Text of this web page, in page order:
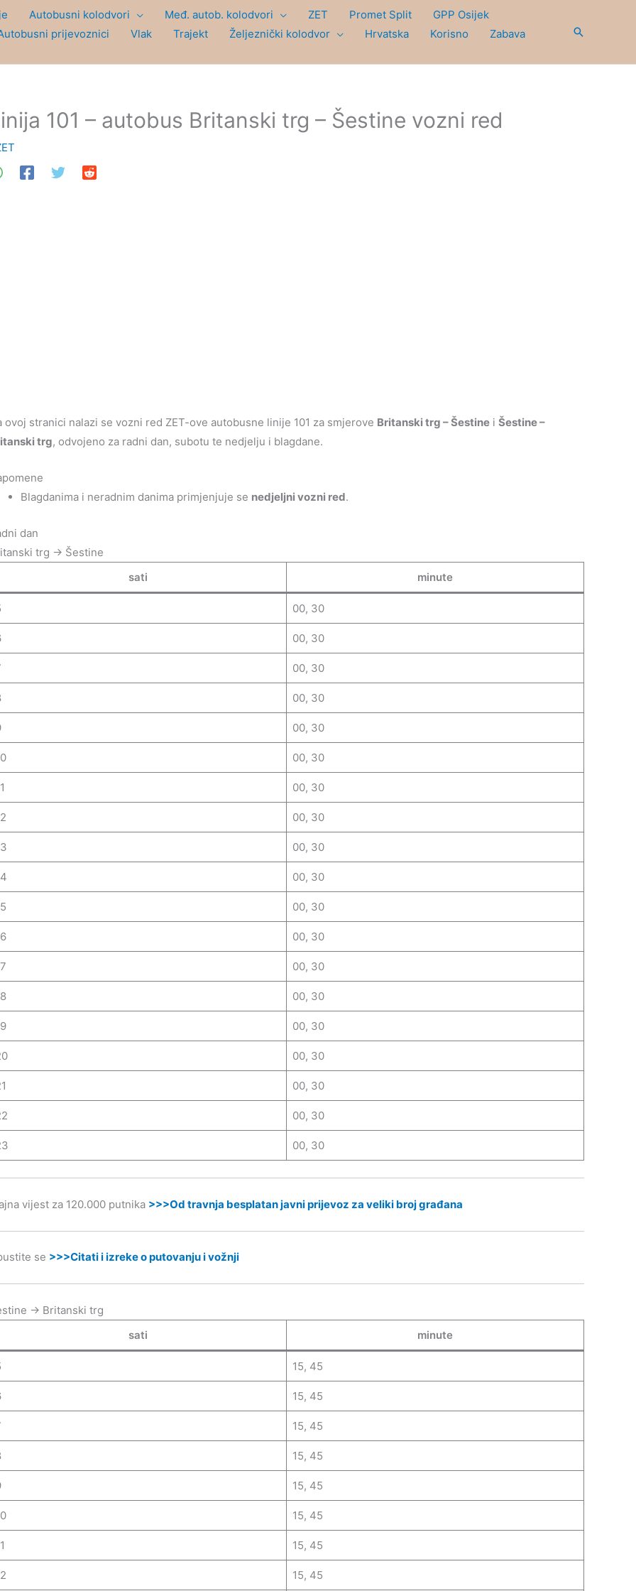
Autobusni kolodvori Međ. autob. kolodvori ZET Promet Split
GPP Osijek
prijevoznici
Vlak Trajekt Željeznički kolodvor Hrvatska Korisno Zabava Search
101 – autobus Britanski trg – Šestine vozni red
ovoj stranici nalazi se vozni red ZET-ove autobusne linije 101 za smjerove Britanski trg – Šestine i Šestine –
trg, odvojeno za radni dan, subotu te nedjelju i blagdane.
Blagdanima i neradnim danima primjenjuje se nedjeljni vozni red.
dan
trg → Šestine
sati
minute
00, 30
00, 30
00, 30
00, 30
00, 30
00, 30
00, 30
00, 30
00, 30
00, 30
00, 30
00, 30
00, 30
00, 30
00, 30
00, 30
00, 30
00, 30
00, 30
vijest za 120.000 putnika >>>Od travnja besplatan javni prijevoz za veliki broj građana
se >>>Citati i izreke o putovanju i vožnji
→ Britanski trg
sati
minute
15, 45
15, 45
15, 45
15, 45
15, 45
15, 45
15, 45
15, 45